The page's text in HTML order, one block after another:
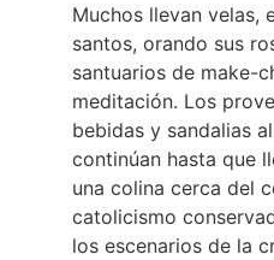
Muchos llevan velas,
santos, orando sus
santuarios de make-
meditación. Los
bebidas y sandalias
continúan hasta que
una colina cerca del
catolicismo
los escenarios de la